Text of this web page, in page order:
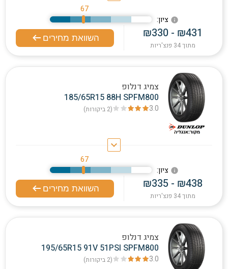
:ציון info
67
השוואת מחירים ₪330 - ₪431
מתוך 34 פנצ'ריות
צמיג דנלופ
185/65R15 88H SPFM800
3.0
(2 ביקורות)
keyboard_arrow_down
:ציון info
67
השוואת מחירים ₪335 - ₪438
מתוך 34 פנצ'ריות
צמיג דנלופ
195/65R15 91V 51PSI SPFM800
3.0
(2 ביקורות)